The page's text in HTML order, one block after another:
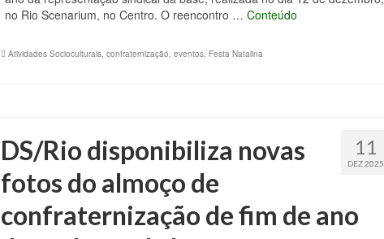
no Rio Scenarium, no Centro. O reencontro … Conteúdo
Atividades Socioculturais, confraternização, eventos, Festa Natalina
11
DEZ 2025
DS/Rio disponibiliza novas
fotos do almoço de
confraternização de fim de ano